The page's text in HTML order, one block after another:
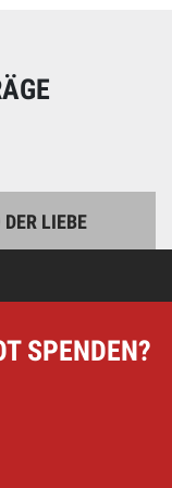
DER LIEBE
SPENDEN?